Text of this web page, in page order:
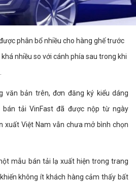
phân bổ nhiều cho hàng ghế trước
nhiều so với cánh phía sau trong khi
văn bản trên, đơn đăng ký kiểu dáng
bán tải VinFast đã được nộp từ ngày
xuất Việt Nam vẫn chưa mở bình chọn
mẫu bán tải lạ xuất hiện trong trang
không ít khách hàng cảm thấy bất